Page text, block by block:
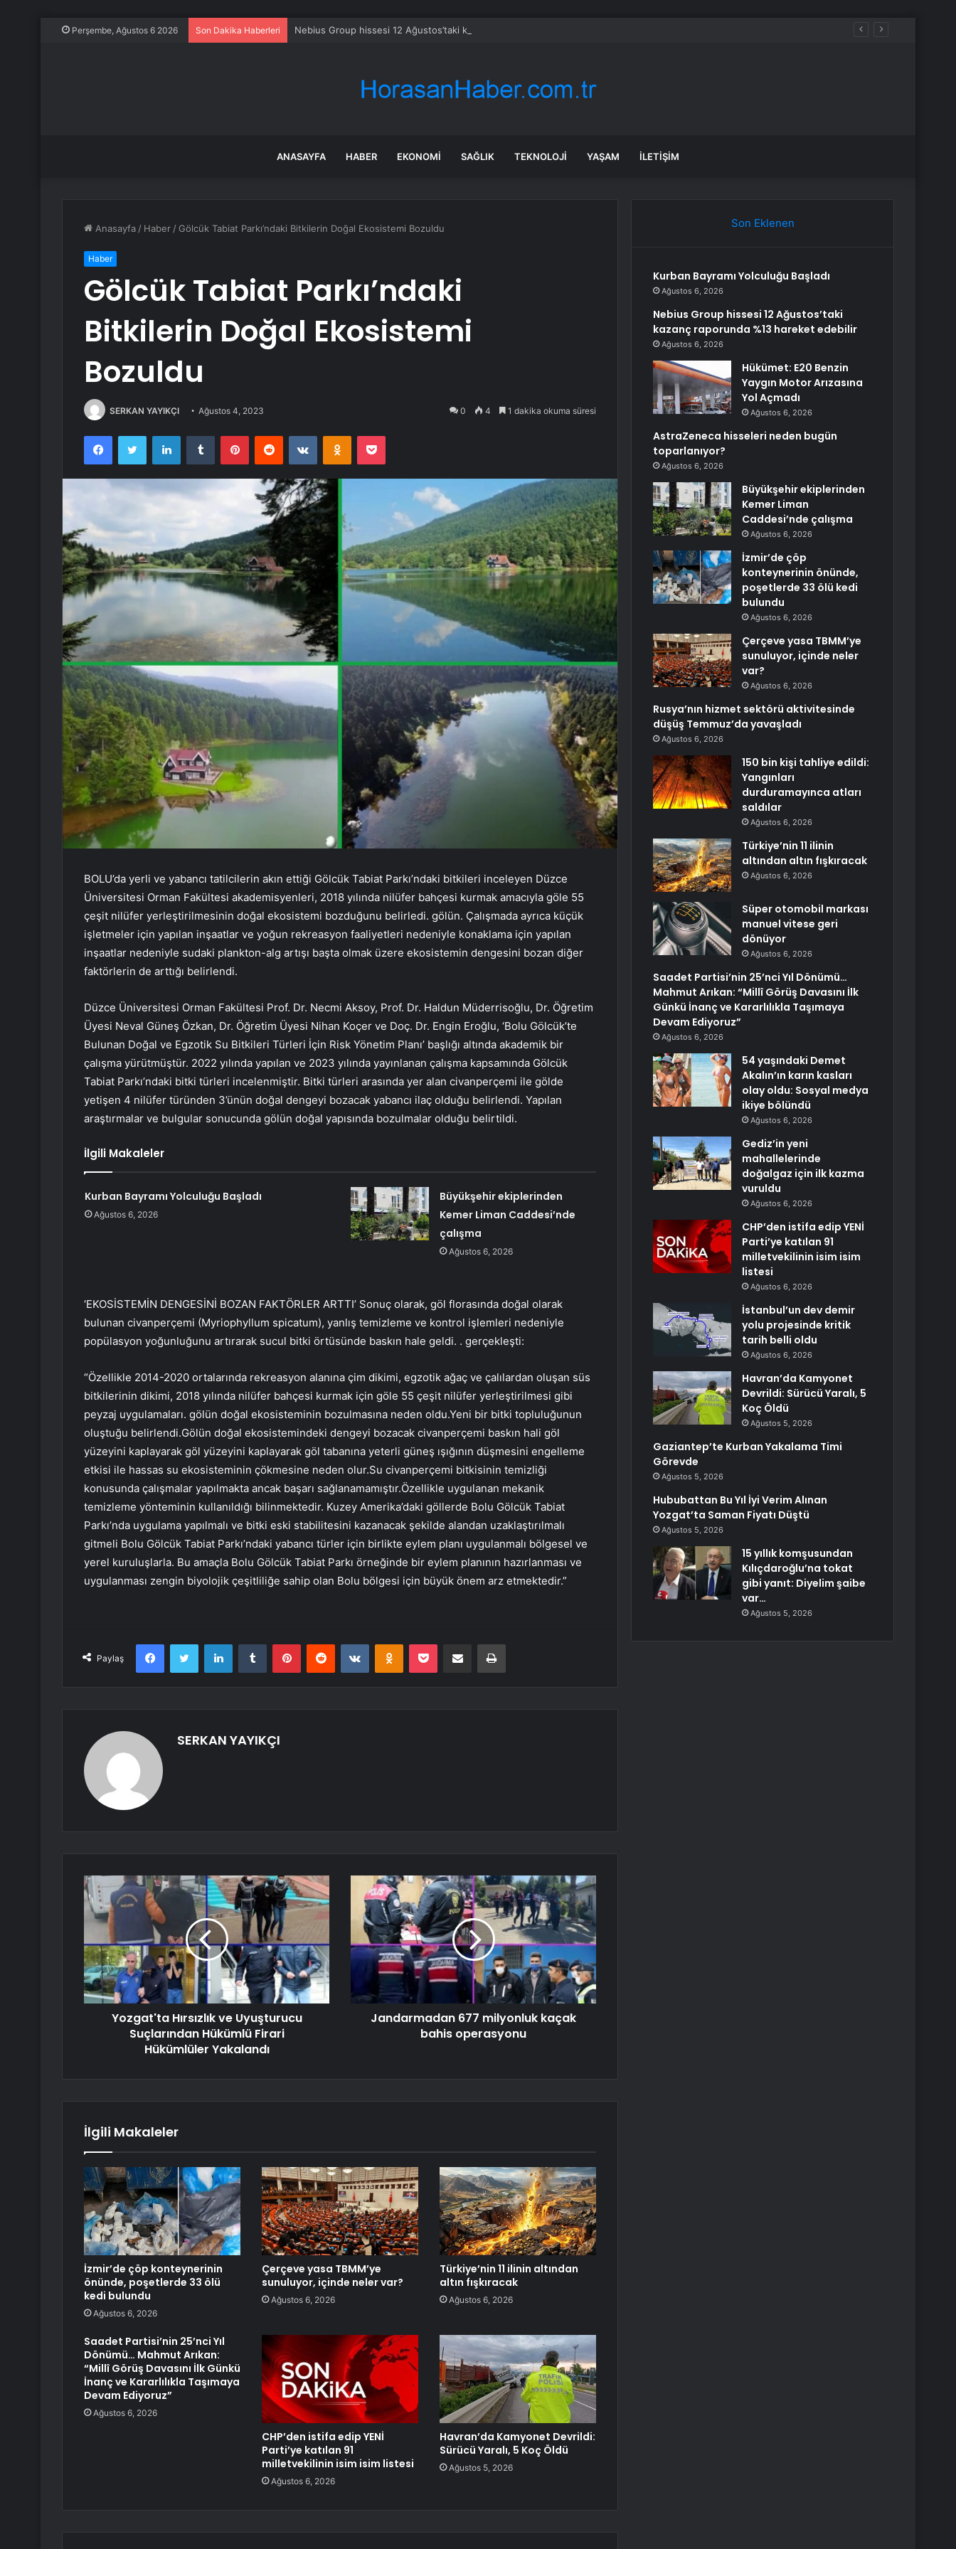
Perşembe, Ağustos 6 2026 Son Dakika Haberleri Nebius Group hissesi 12 Ağustos’taki kazanç raporunda %13 hareket edebilir
ANASAYFA HABER EKONOMI SAĞLIK TEKNOLOJI YAŞAM İLETIŞIM
Anasayfa / Haber / Gölcük Tabiat Parkı’ndaki Bitkilerin Doğal Ekosistemi Bozuldu
Haber
Gölcük Tabiat Parkı’ndaki
Bitkilerin Doğal Ekosistemi
Bozuldu
SERKAN YAYIKÇI Ağustos 4, 2023 0 4 1 dakika okuma süresi
FacebookTwitter LinkedInTumblr PinterestReddit VKontakteOdnoklassniki
Pocket
BOLU’da yerli ve yabancı tatilcilerin akın ettiği Gölcük Tabiat Parkı’ndaki bitkileri inceleyen Düzce
Üniversitesi Orman Fakültesi akademisyenleri, 2018 yılında nilüfer bahçesi kurmak amacıyla göle 55
çeşit nilüfer yerleştirilmesinin doğal ekosistemi bozduğunu belirledi. gölün. Çalışmada ayrıca küçük
işletmeler için yapılan inşaatlar ve yoğun rekreasyon faaliyetleri nedeniyle konaklama için yapılan
inşaatlar nedeniyle sudaki plankton-alg artışı başta olmak üzere ekosistemin dengesini bozan diğer
faktörlerin de arttığı belirlendi.
Düzce Üniversitesi Orman Fakültesi Prof. Dr. Necmi Aksoy, Prof. Dr. Haldun Müderrisoğlu, Dr. Öğretim
Üyesi Neval Güneş Özkan, Dr. Öğretim Üyesi Nihan Koçer ve Doç. Dr. Engin Eroğlu, ‘Bolu Gölcük’te
Bulunan Doğal ve Egzotik Su Bitkileri Türleri İçin Risk Yönetim Planı’ başlığı altında akademik bir
çalışma yürütmüştür. 2022 yılında yapılan ve 2023 yılında yayınlanan çalışma kapsamında Gölcük
Tabiat Parkı’ndaki bitki türleri incelenmiştir. Bitki türleri arasında yer alan civanperçemi ile gölde
yetişen 4 nilüfer türünden 3’ünün doğal dengeyi bozacak yabancı ilaç olduğu belirlendi. Yapılan
araştırmalar ve bulgular sonucunda gölün doğal yapısında bozulmalar olduğu belirtildi.
İlgili Makaleler
Kurban Bayramı Yolculuğu Başladı
Ağustos 6, 2026
Büyükşehir ekiplerinden
Kemer Liman Caddesi’nde
çalışma
Ağustos 6, 2026
‘EKOSİSTEMİN DENGESİNİ BOZAN FAKTÖRLER ARTTI’ Sonuç olarak, göl florasında doğal olarak
bulunan civanperçemi (Myriophyllum spicatum), yanlış temizleme ve kontrol işlemleri nedeniyle
popülasyon yoğunluğunu artırarak sucul bitki örtüsünde baskın hale geldi. . gerçekleşti:
“Özellikle 2014-2020 ortalarında rekreasyon alanına çim dikimi, egzotik ağaç ve çalılardan oluşan süs
bitkilerinin dikimi, 2018 yılında nilüfer bahçesi kurmak için göle 55 çeşit nilüfer yerleştirilmesi gibi
peyzaj uygulamaları. gölün doğal ekosisteminin bozulmasına neden oldu.Yeni bir bitki topluluğunun
oluştuğu belirlendi.Gölün doğal ekosistemindeki dengeyi bozacak civanperçemi baskın hali göl
yüzeyini kaplayarak göl yüzeyini kaplayarak göl tabanına yeterli güneş ışığının düşmesini engelleme
etkisi ile hassas su ekosisteminin çökmesine neden olur.Su civanperçemi bitkisinin temizliği
konusunda çalışmalar yapılmakta ancak başarı sağlanamamıştır.Özellikle uygulanan mekanik
temizleme yönteminin kullanıldığı bilinmektedir. Kuzey Amerika’daki göllerde Bolu Gölcük Tabiat
Parkı’nda uygulama yapılmalı ve bitki eski stabilitesini kazanacak şekilde alandan uzaklaştırılmalı
gitmeli Bolu Gölcük Tabiat Parkı’ndaki yabancı türler için birlikte eylem planı uygulanmalı bölgesel ve
yerel kuruluşlarla. Bu amaçla Bolu Gölcük Tabiat Parkı örneğinde bir eylem planının hazırlanması ve
uygulanması zengin biyolojik çeşitliliğe sahip olan Bolu bölgesi için büyük önem arz etmektedir.”
Paylaş
FacebookTwitter LinkedInTumblr PinterestReddit VKontakteOdnoklassniki
Pocket E-Posta ile paylaş Yazdır
SERKAN YAYIKÇI
Yozgat'ta Hırsızlık ve Uyuşturucu
Suçlarından Hükümlü Firari
Hükümlüler Yakalandı
Jandarmadan 677 milyonluk kaçak
bahis operasyonu
İlgili Makaleler
İzmir’de çöp konteynerinin
önünde, poşetlerde 33 ölü
kedi bulundu
Ağustos 6, 2026
Çerçeve yasa TBMM’ye
sunuluyor, içinde neler var?
Ağustos 6, 2026
Türkiye’nin 11 ilinin altından
altın fışkıracak
Ağustos 6, 2026
Saadet Partisi’nin 25’nci Yıl
Dönümü… Mahmut Arıkan:
“Millî Görüş Davasını İlk Günkü
İnanç ve Kararlılıkla Taşımaya
Devam Ediyoruz”
Ağustos 6, 2026
CHP’den istifa edip YENİ
Parti’ye katılan 91
milletvekilinin isim isim listesi
Ağustos 6, 2026
Havran’da Kamyonet Devrildi:
Sürücü Yaralı, 5 Koç Öldü
Ağustos 5, 2026
Son Eklenen
Kurban Bayramı Yolculuğu Başladı
Ağustos 6, 2026
Nebius Group hissesi 12 Ağustos’taki
kazanç raporunda %13 hareket edebilir
Ağustos 6, 2026
Hükümet: E20 Benzin
Yaygın Motor Arızasına
Yol Açmadı
Ağustos 6, 2026
AstraZeneca hisseleri neden bugün
toparlanıyor?
Ağustos 6, 2026
Büyükşehir ekiplerinden
Kemer Liman
Caddesi’nde çalışma
Ağustos 6, 2026
İzmir’de çöp
konteynerinin önünde,
poşetlerde 33 ölü kedi
bulundu
Ağustos 6, 2026
Çerçeve yasa TBMM’ye
sunuluyor, içinde neler
var?
Ağustos 6, 2026
Rusya’nın hizmet sektörü aktivitesinde
düşüş Temmuz’da yavaşladı
Ağustos 6, 2026
150 bin kişi tahliye edildi:
Yangınları
durduramayınca atları
saldılar
Ağustos 6, 2026
Türkiye’nin 11 ilinin
altından altın fışkıracak
Ağustos 6, 2026
Süper otomobil markası
manuel vitese geri
dönüyor
Ağustos 6, 2026
Saadet Partisi’nin 25’nci Yıl Dönümü…
Mahmut Arıkan: “Millî Görüş Davasını İlk
Günkü İnanç ve Kararlılıkla Taşımaya
Devam Ediyoruz”
Ağustos 6, 2026
54 yaşındaki Demet
Akalın’ın karın kasları
olay oldu: Sosyal medya
ikiye bölündü
Ağustos 6, 2026
Gediz’in yeni
mahallelerinde
doğalgaz için ilk kazma
vuruldu
Ağustos 6, 2026
CHP’den istifa edip YENİ
Parti’ye katılan 91
milletvekilinin isim isim
listesi
Ağustos 6, 2026
İstanbul’un dev demir
yolu projesinde kritik
tarih belli oldu
Ağustos 6, 2026
Havran’da Kamyonet
Devrildi: Sürücü Yaralı, 5
Koç Öldü
Ağustos 5, 2026
Gaziantep’te Kurban Yakalama Timi
Görevde
Ağustos 5, 2026
Hububattan Bu Yıl İyi Verim Alınan
Yozgat’ta Saman Fiyatı Düştü
Ağustos 5, 2026
15 yıllık komşusundan
Kılıçdaroğlu’na tokat
gibi yanıt: Diyelim şaibe
var…
Ağustos 5, 2026